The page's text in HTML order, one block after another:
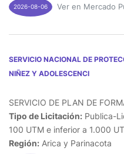
2026-08-06 Ver en Mercado
SERVICIO NACIONAL DE
NIÑEZ Y ADOLESCENCI
SERVICIO DE PLAN DE
Tipo de Licitación: Publica-
100 UTM e inferior a 1.000
Región: Arica y Parinacota